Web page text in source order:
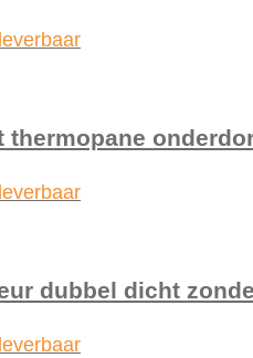
thermopane
dubbel dicht